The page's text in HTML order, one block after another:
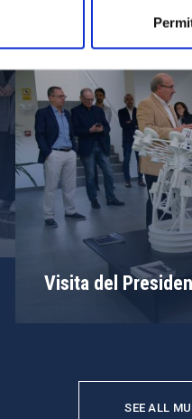
MIT Field Camp
Visita del
SEE ALL